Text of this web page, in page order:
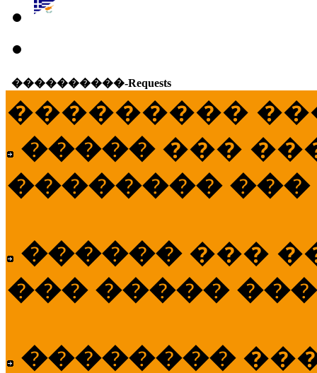
����������-Requests
���������
����� ���
�������� ���
������ ���
��� �����
��������